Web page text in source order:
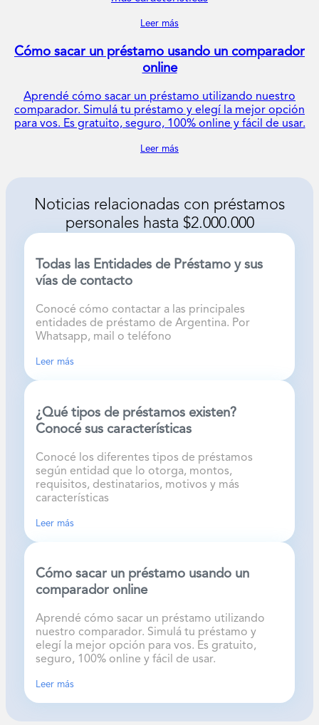
Leer más
Cómo sacar un préstamo usando un comparador
online
Aprendé cómo sacar un préstamo utilizando nuestro
comparador. Simulá tu préstamo y elegí la mejor opción
para vos. Es gratuito, seguro, 100% online y fácil de usar.
Leer más
Noticias relacionadas con préstamos
personales hasta $2.000.000
Todas las Entidades de Préstamo y sus
vías de contacto
Conocé cómo contactar a las principales
entidades de préstamo de Argentina. Por
Whatsapp, mail o teléfono
Leer más
¿Qué tipos de préstamos existen?
Conocé sus características
Conocé los diferentes tipos de préstamos
según entidad que lo otorga, montos,
requisitos, destinatarios, motivos y más
características
Leer más
Cómo sacar un préstamo usando un
comparador online
Aprendé cómo sacar un préstamo utilizando
nuestro comparador. Simulá tu préstamo y
elegí la mejor opción para vos. Es gratuito,
seguro, 100% online y fácil de usar.
Leer más